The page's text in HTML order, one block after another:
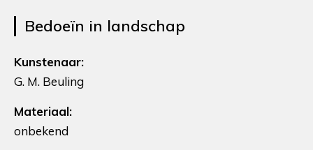
Bedoeïn in landschap
Kunstenaar:
G. M. Beuling
Materiaal:
onbekend